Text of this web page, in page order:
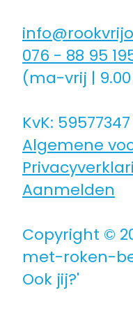
076 - 88 95
(ma-vrij |
KvK: 59577347
Algemene
Aanmelden
Copyright ©
met-roken-
Ook jij?'